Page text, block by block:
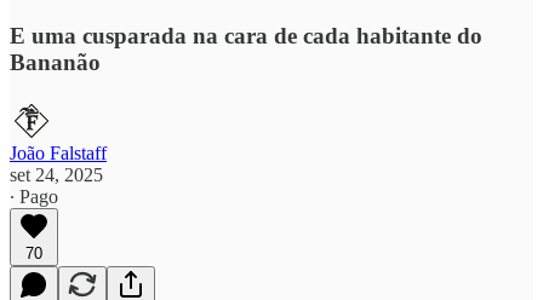
E uma cusparada na cara de cada habitante do
Bananão
João Falstaff
set 24, 2025
∙ Pago
70